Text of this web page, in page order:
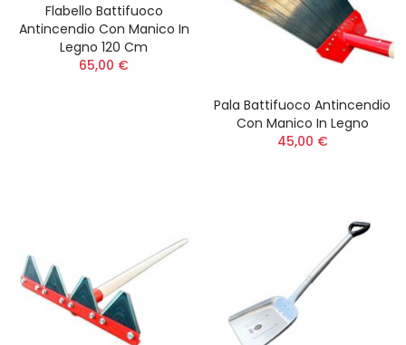
Flabello Battifuoco
Antincendio Con Manico In
Legno 120 Cm
65,00 €
Pala Battifuoco Antincendio
Con Manico In Legno
45,00 €